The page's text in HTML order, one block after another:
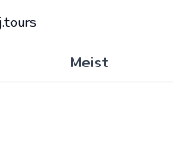
Meist